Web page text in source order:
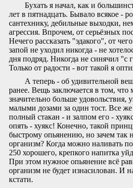
Бухать я начал, как и
лет в пятнадцать. Бывало всякое -
сантехнику, дебильные выходки,
агрессия. Впрочем, от серьёзных
Нечего рассказать "эдакого", от
запой не уходил никогда - не
дня подряд. Никогда не синячил "с
Только от радости - вот такой я
А теперь - об удивительной
ранее. Вещь заключается в том, что
значительно больше удовольствия,
малыми дозами за один тост. Все
полный стакан - и залпом его -
опять - хуякс! Конечно, такой
быстрому опьянению, но зачем так
организм? Когда можно наливать
250 хорошего, крепкого напитка
При этом нужное опьянение всё
организм не будет изнасилован. И
кстати.